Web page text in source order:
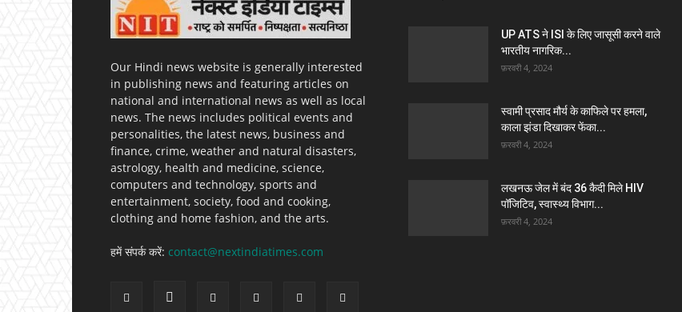
Our Hindi news website is generally interested
in publishing news and featuring articles on
national and international news as well as local
news. The news includes political events and
personalities, the latest news, business and
finance, crime, weather and natural disasters,
astrology, health and medicine, science,
computers and technology, sports and
entertainment, society, food and cooking,
clothing and home fashion, and the arts.
हमें संपर्क करें: contact@nextindiatimes.com
UP ATS ने ISI के लिए जासूसी करने वाले
भारतीय नागरिक...
फ़रवरी 4, 2024
स्वामी प्रसाद मौर्य के काफिले पर हमला,
काला झंडा दिखाकर फेंका...
फ़रवरी 4, 2024
लखनऊ जेल में बंद 36 कैदी मिले HIV
पॉजिटिव, स्वास्थ्य विभाग...
फ़रवरी 4, 2024